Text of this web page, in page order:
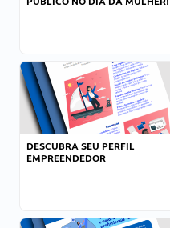
DESCUBRA SEU PERFIL
EMPREENDEDOR